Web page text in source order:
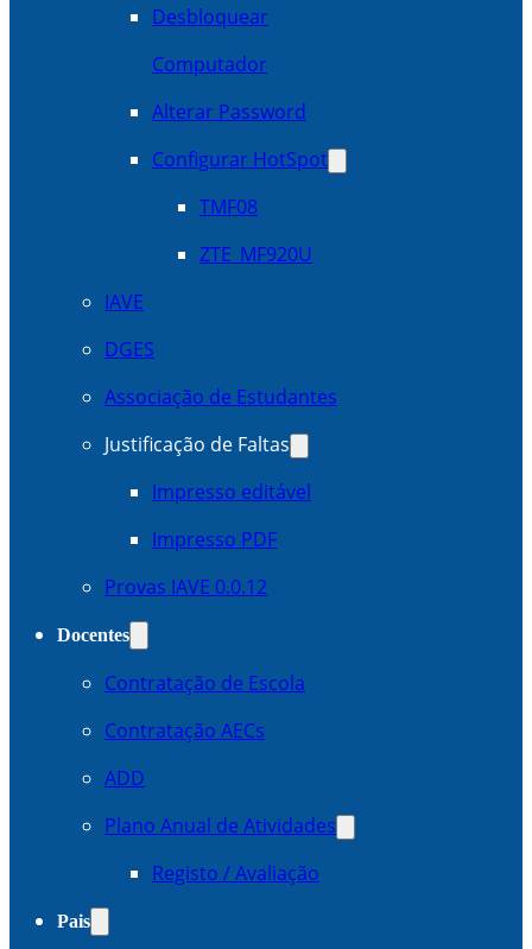
Desbloquear
Computador
Alterar Password
Configurar HotSpot
TMF08
ZTE_MF920U
IAVE
DGES
Associação de Estudantes
Justificação de Faltas
Impresso editável
Impresso PDF
Provas IAVE 0.0.12
Docentes
Contratação de Escola
Contratação AECs
ADD
Plano Anual de Atividades
Registo / Avaliação
Pais